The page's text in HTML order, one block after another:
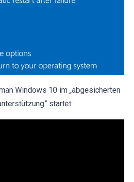
Windows 10 im „abgesicherten
startet: